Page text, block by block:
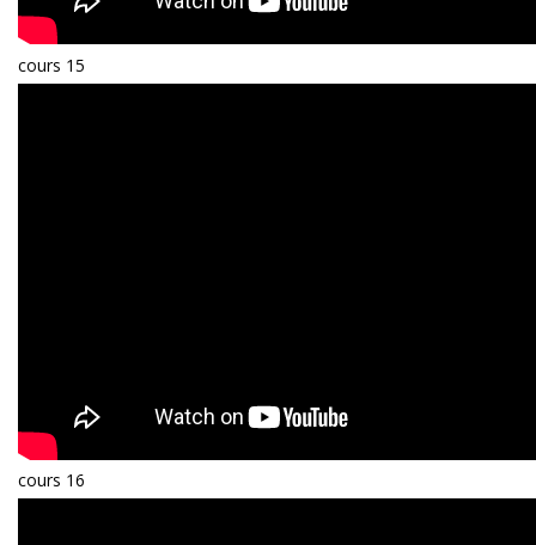
cours 15
cours 16